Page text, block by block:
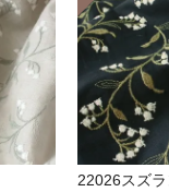
22026スズ